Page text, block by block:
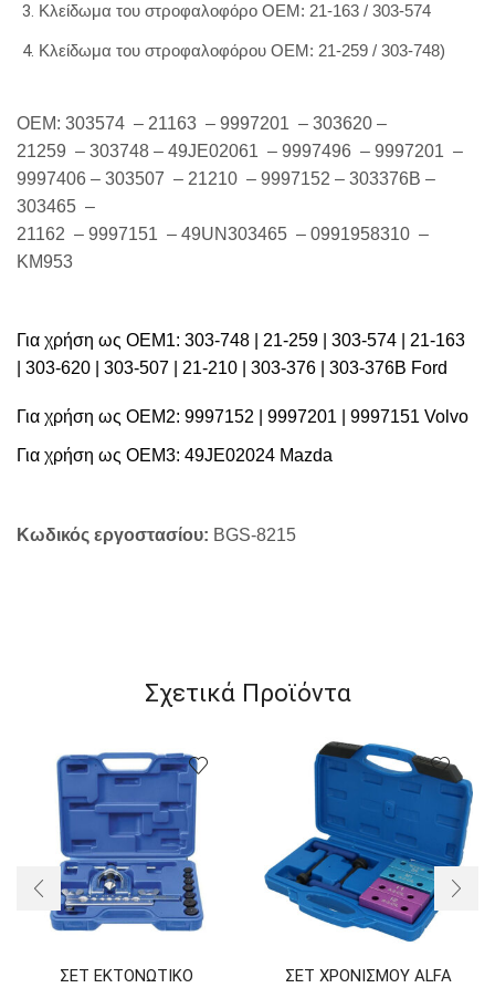
Κλείδωμα του στροφαλοφόρο ΟΕΜ: 21-163 / 303-574
Κλείδωμα του στροφαλοφόρου ΟΕΜ: 21-259 / 303-748)
OEM: 303574 – 21163 – 9997201 – 303620 –
21259 – 303748 – 49JE02061 – 9997496 – 9997201 –
9997406 – 303507 – 21210 – 9997152 – 303376B –
303465 –
21162 – 9997151 – 49UN303465 – 0991958310 –
KM953
Για χρήση ως OEM1: 303-748 | 21-259 | 303-574 | 21-163
| 303-620 | 303-507 | 21-210 | 303-376 | 303-376B Ford
Για χρήση ως OEM2: 9997152 | 9997201 | 9997151 Volvo
Για χρήση ως OEM3: 49JE02024 Mazda
Κωδικός εργοστασίου: BGS-8215
Σχετικά Προϊόντα
ΣΕΤ ΕΚΤΟΝΩΤΙΚΟ
ΣΕΤ ΧΡΟΝΙΣΜΟΥ ALFA